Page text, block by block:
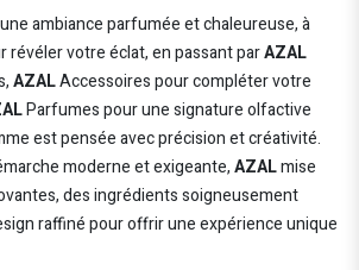
ambiance parfumée et chaleureuse, à
révéler votre éclat, en passant parAZAL
AZALAccessoires pour compléter votre
Parfumes pour une signature olfactive
est pensée avec précision et créativité.
moderne et exigeante,AZALmise
des ingrédients soigneusement
raffiné pour offrir une expérience unique